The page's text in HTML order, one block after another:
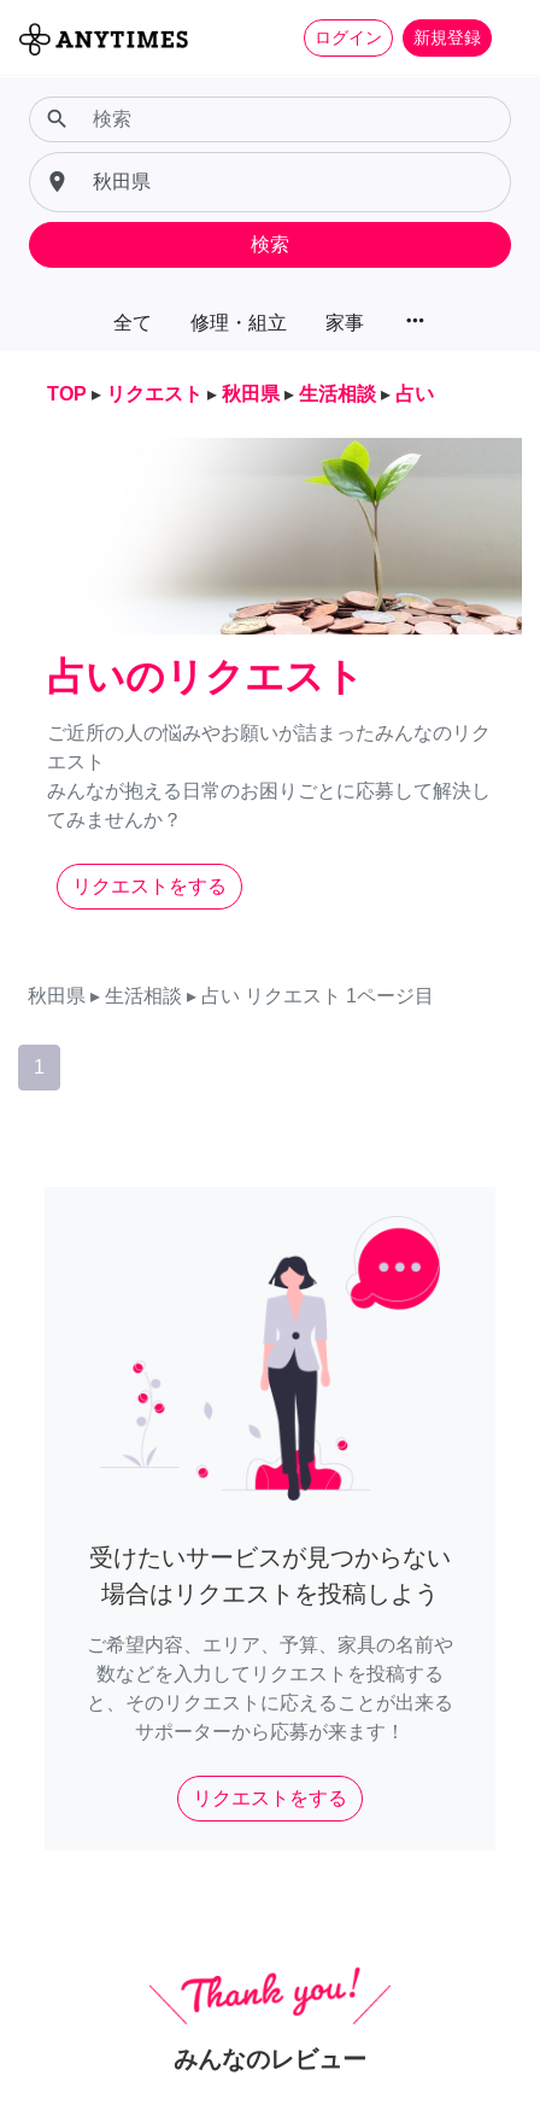
ログイン 新規登録
全て 修理・組立 家事 more_horiz
search
place
検索
TOP ▸ リクエスト ▸ 秋田県 ▸ 生活相談 ▸ 占い
占いのリクエスト
ご近所の人の悩みやお願いが詰まったみんなのリク
エスト
みんなが抱える日常のお困りごとに応募して解決し
てみませんか？
リクエストをする
秋田県 ▸ 生活相談 ▸ 占い リクエスト 1ページ目
1
受けたいサービスが見つからない
場合はリクエストを投稿しよう
ご希望内容、エリア、予算、家具の名前や
数などを入力してリクエストを投稿する
と、そのリクエストに応えることが出来る
サポーターから応募が来ます！
リクエストをする
みんなのレビュー